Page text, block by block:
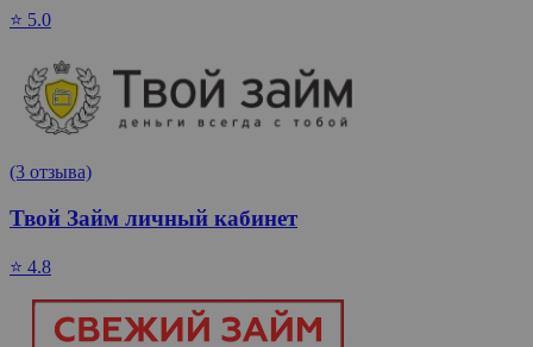
⭐ 5.0
(3 отзыва)
Твой Займ личный кабинет
⭐ 4.8